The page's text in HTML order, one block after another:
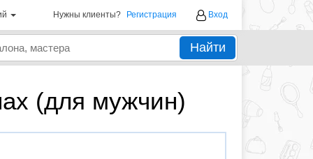
Нужны клиенты? Регистрация Вход
Найти
(для мужчин)